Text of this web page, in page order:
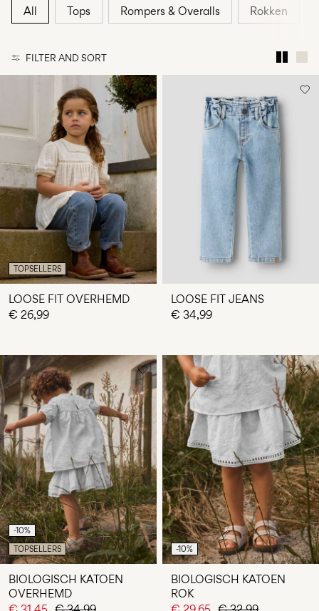
All Tops Rompers & Overalls Rokken
FILTER AND SORT
TOPSELLERS
LOOSE FIT OVERHEMD
€ 26,99
LOOSE FIT JEANS
€ 34,99
-10%
TOPSELLERS
BIOLOGISCH KATOEN
OVERHEMD
-10%
BIOLOGISCH KATOEN
ROK